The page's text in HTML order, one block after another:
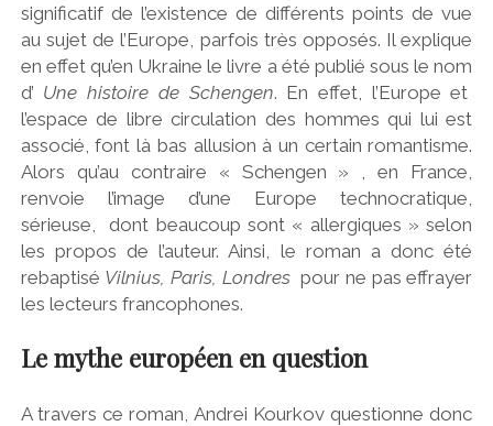
significatif de l’existence de différents points de vue
au sujet de l’Europe, parfois très opposés. Il explique
en effet qu’en Ukraine le livre a été publié sous le nom
d’ Une histoire de Schengen. En effet, l’Europe et
l’espace de libre circulation des hommes qui lui est
associé, font là bas allusion à un certain romantisme.
Alors qu’au contraire « Schengen » , en France,
renvoie l’image d’une Europe technocratique,
sérieuse, dont beaucoup sont « allergiques » selon
les propos de l’auteur. Ainsi, le roman a donc été
rebaptisé Vilnius, Paris, Londrespour ne pas effrayer
les lecteurs francophones.
Le mythe européen en question
A travers ce roman, Andrei Kourkov questionne donc